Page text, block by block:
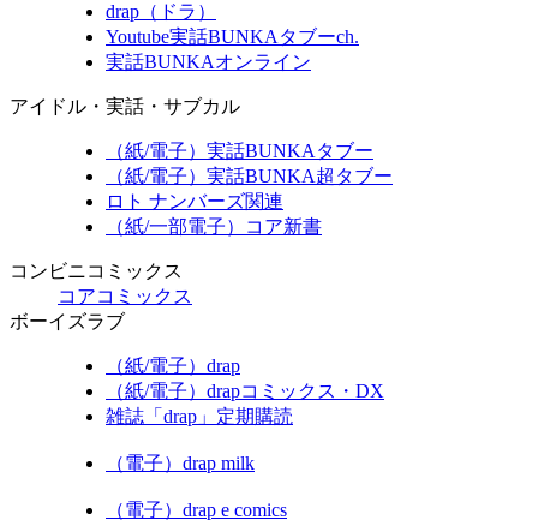
drap（ドラ）
Youtube実話BUNKAタブーch.
実話BUNKAオンライン
アイドル・実話・サブカル
（紙/電子）実話BUNKAタブー
（紙/電子）実話BUNKA超タブー
ロト ナンバーズ関連
（紙/一部電子）コア新書
コンビニコミックス
コアコミックス
ボーイズラブ
（紙/電子）drap
（紙/電子）drapコミックス・DX
雑誌「drap」定期購読
（電子）drap milk
（電子）drap e comics